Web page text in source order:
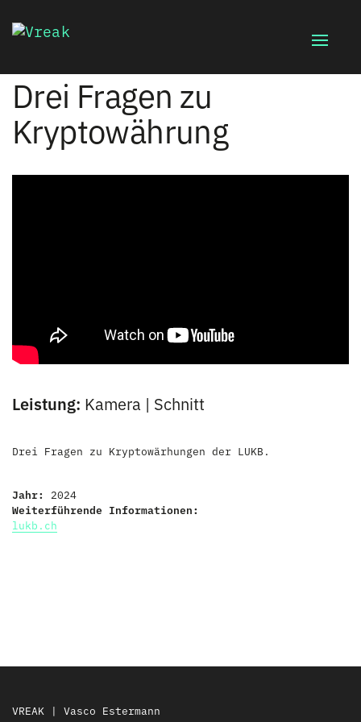
Toggle
Drei Fragen zu
Kryptowährung
Leistung: Kamera | Schnitt
Drei Fragen zu Kryptowärhungen der LUKB.
Jahr: 2024
Weiterführende Informationen:
lukb.ch
VREAK | Vasco Estermann